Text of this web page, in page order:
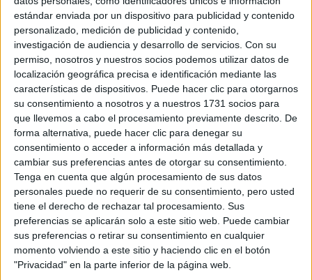
estándar enviada por un dispositivo para publicidad y contenido
personalizado, medición de publicidad y contenido,
investigación de audiencia y desarrollo de servicios. Con su
permiso, nosotros y nuestros socios podemos utilizar datos de
localización geográfica precisa e identificación mediante las
características de dispositivos. Puede hacer clic para otorgarnos
su consentimiento a nosotros y a nuestros 1731 socios para
que llevemos a cabo el procesamiento previamente descrito. De
forma alternativa, puede hacer clic para denegar su
consentimiento o acceder a información más detallada y
cambiar sus preferencias antes de otorgar su consentimiento.
Tenga en cuenta que algún procesamiento de sus datos
personales puede no requerir de su consentimiento, pero usted
tiene el derecho de rechazar tal procesamiento. Sus
preferencias se aplicarán solo a este sitio web. Puede cambiar
sus preferencias o retirar su consentimiento en cualquier
momento volviendo a este sitio y haciendo clic en el botón
"Privacidad" en la parte inferior de la página web.
Internacionales
Campeonatos Autonómicos
Históricos
Dakar
RallyCross
Circuitos
F1
Fórmula E
F2 / F3 / F4
Resistencia
Indycar
Otros
Producto
Producto
Web pensada para poder ofrecer diferentes